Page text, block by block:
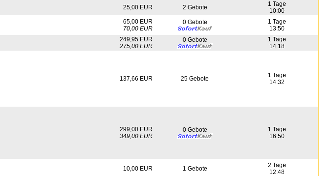
25,00 EUR 2 Gebote
1 Tage
10:00
65,00 EUR
70,00 EUR
0 Gebote
1 Tage
13:50
249,95 EUR
275,00 EUR
0 Gebote
1 Tage
14:18
137,66 EUR 25 Gebote
1 Tage
14:32
299,00 EUR
349,00 EUR
0 Gebote
1 Tage
16:50
10,00 EUR 1 Gebote
2 Tage
12:48